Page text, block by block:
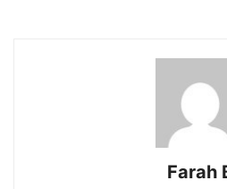
Farah